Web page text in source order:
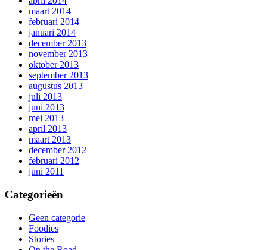
maart 2014
februari 2014
januari 2014
december 2013
november 2013
oktober 2013
september 2013
augustus 2013
juli 2013
juni 2013
mei 2013
april 2013
maart 2013
december 2012
februari 2012
juni 2011
Categorieën
Geen categorie
Foodies
Stories